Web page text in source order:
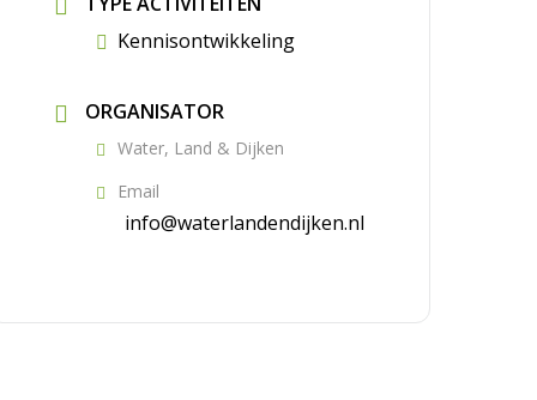
Kennisontwikkeling
ORGANISATOR
Water, Land & Dijken
Email
info@waterlandendijken.nl